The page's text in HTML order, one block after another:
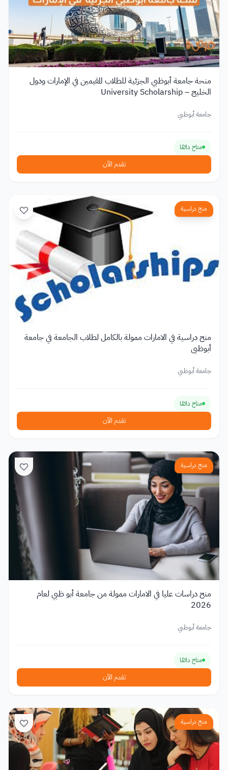
منحة جامعة أبوظبي الجزئية للطلاب المقيمين في الإمارات ودول
الخليج – University Scholarship
جامعة أبوظبي
متاح دائمًا
تقدم الآن
منح دراسية
منح دراسية في الامارات ممولة بالكامل لطلاب الجامعة في جامعة
أبوظبي
جامعة أبوظبي
متاح دائمًا
تقدم الآن
منح دراسية
منح دراسات عليا في الامارات ممولة من جامعة أبو ظبي لعام
2026
جامعة أبوظبي
متاح دائمًا
تقدم الآن
منح دراسية